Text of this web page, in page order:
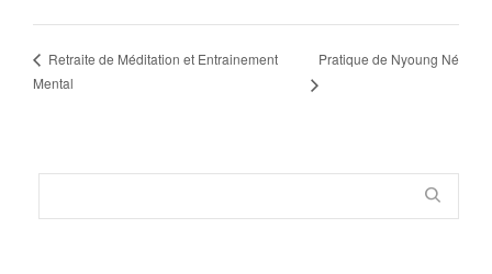
Retraite de Méditation et Entrainement
Mental
Pratique de Nyoung Né